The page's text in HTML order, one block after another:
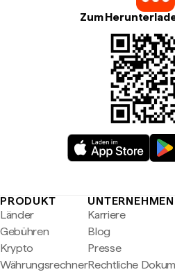
Zum
PRODUKT
Länder
Gebühren
Krypto
Währungsrechner
UNTERNEHMEN
Karriere
Blog
Presse
Rechtliche